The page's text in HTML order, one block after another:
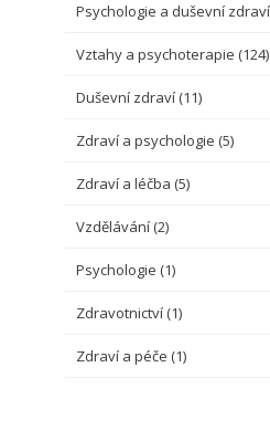
Psychologie a duševní zdraví
Vztahy a psychoterapie (124)
Duševní zdraví (11)
Zdraví a psychologie (5)
Zdraví a léčba (5)
Vzdělávání (2)
Psychologie (1)
Zdravotnictví (1)
Zdraví a péče (1)